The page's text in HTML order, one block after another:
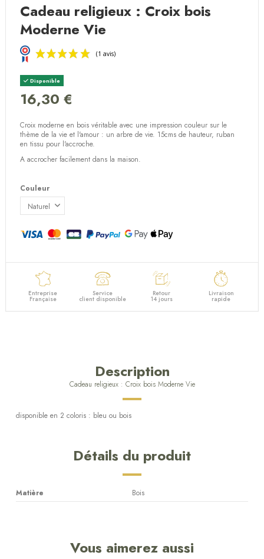
Cadeau religieux : Croix bois
Moderne Vie
(1 avis)
Disponible
16,30 €
Croix moderne en bois véritable avec une impression couleur sur le
thème de la vie et l'amour : un arbre de vie. 15cms de hauteur, ruban
en tissu pour l'accroche.
A accrocher facilement dans la maison.
Couleur
Entreprise
Française
Service
client disponible
Retour
14 jours
Livraison
rapide
Description
Cadeau religieux : Croix bois Moderne Vie
disponible en 2 coloris : bleu ou bois
Détails du produit
Matière Bois
Vous aimerez aussi